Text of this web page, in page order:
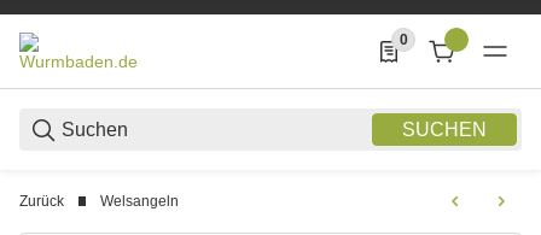
SUCHEN
0
0 Produkte in der
Zurück Welsangeln